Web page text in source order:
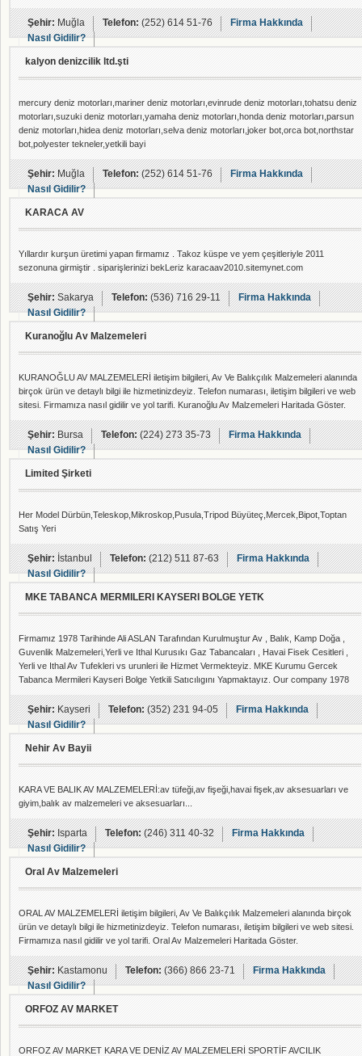
Şehir:Muğla Telefon:(252) 614 51-76
Firma Hakkında
Nasıl Gidilir?
kalyon denizcilik ltd.şti
mercury deniz motorları,mariner deniz motorları,evinrude deniz motorları,tohatsu deniz
motorları,suzuki deniz motorları,yamaha deniz motorları,honda deniz motorları,parsun
deniz motorları,hidea deniz motorları,selva deniz motorları,joker bot,orca bot,northstar
bot,polyester tekneler,yetkili bayi
Şehir:Muğla Telefon:(252) 614 51-76
Firma Hakkında
Nasıl Gidilir?
KARACA AV
Yıllardır kurşun üretimi yapan firmamız . Takoz küspe ve yem çeşitleriyle 2011
sezonuna girmiştir . siparişlerinizi bekLeriz karacaav2010.sitemynet.com
Şehir:Sakarya Telefon:(536) 716 29-11
Firma Hakkında
Nasıl Gidilir?
Kuranoğlu Av Malzemeleri
KURANOĞLU AV MALZEMELERİ iletişim bilgileri, Av Ve Balıkçılık Malzemeleri alanında
birçok ürün ve detaylı bilgi ile hizmetinizdeyiz. Telefon numarası, iletişim bilgileri ve web
sitesi. Firmamıza nasıl gidilir ve yol tarifi. Kuranoğlu Av Malzemeleri Haritada Göster.
Şehir:Bursa Telefon:(224) 273 35-73
Firma Hakkında
Nasıl Gidilir?
Limited Şirketi
Her Model Dürbün,Teleskop,Mikroskop,Pusula,Tripod Büyüteç,Mercek,Bipot,Toptan
Satış Yeri
Şehir:İstanbul Telefon:(212) 511 87-63
Firma Hakkında
Nasıl Gidilir?
MKE TABANCA MERMILERI KAYSERI BOLGE YETK
Firmamız 1978 Tarihinde Ali ASLAN Tarafından Kurulmuştur Av , Balık, Kamp Doğa ,
Guvenlik Malzemeleri,Yerli ve Ithal Kurusıkı Gaz Tabancaları , Havai Fisek Cesitleri ,
Yerli ve Ithal Av Tufekleri vs urunleri ile Hizmet Vermekteyiz. MKE Kurumu Gercek
Tabanca Mermileri Kayseri Bolge Yetkili Satıcılıgını Yapmaktayız. Our company 1978
On Ali ASLAN, was Founded By Hunting, Fishing, Camping, Nature, Security, Materials
of Domestic and Imported Blank firing guns, Gas Guns, Fireworks Types of Domestic
and Imported Hunting Rifles vs products and Services We
Şehir:Kayseri Telefon:(352) 231 94-05
Firma Hakkında
Nasıl Gidilir?
Nehir Av Bayii
KARA VE BALIK AV MALZEMELERİ:av tüfeği,av fişeği,havai fişek,av aksesuarları ve
giyim,balık av malzemeleri ve aksesuarları...
Şehir:Isparta Telefon:(246) 311 40-32
Firma Hakkında
Nasıl Gidilir?
Oral Av Malzemeleri
ORAL AV MALZEMELERİ iletişim bilgileri, Av Ve Balıkçılık Malzemeleri alanında birçok
ürün ve detaylı bilgi ile hizmetinizdeyiz. Telefon numarası, iletişim bilgileri ve web sitesi.
Firmamıza nasıl gidilir ve yol tarifi. Oral Av Malzemeleri Haritada Göster.
Şehir:Kastamonu Telefon:(366) 866 23-71
Firma Hakkında
Nasıl Gidilir?
ORFOZ AV MARKET
ORFOZ AV MARKET KARA VE DENİZ AV MALZEMELERİ SPORTİF AVCILIK